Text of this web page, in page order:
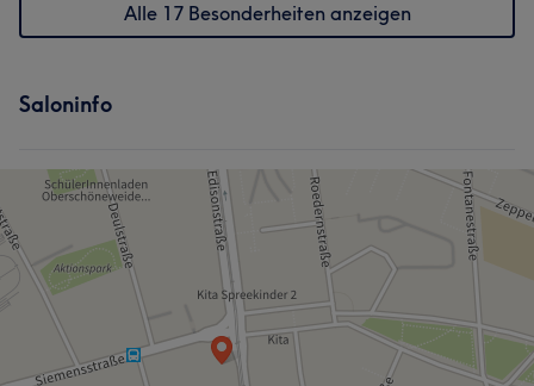
Alle 17 Besonderheiten anzeigen
Saloninfo